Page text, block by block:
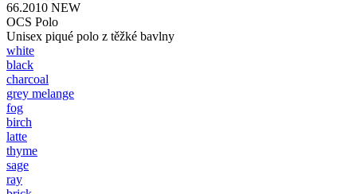
66.2010 NEW
OCS Polo
Unisex piqué polo z těžké bavlny
white
black
charcoal
grey melange
fog
birch
latte
thyme
sage
ray